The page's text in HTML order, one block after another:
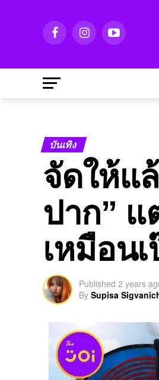
บันเทิง
จัดให้แ
ปาก” แ
เหมือนเ
Published 2 years
By Supisa